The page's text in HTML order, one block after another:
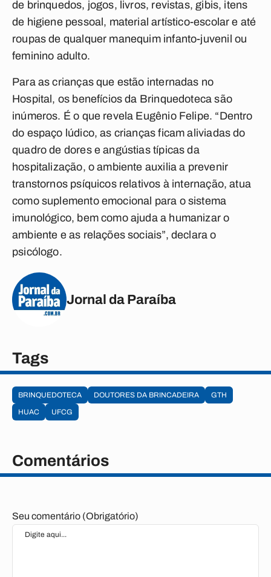
de brinquedos, jogos, livros, revistas, gibis, itens
de higiene pessoal, material artístico-escolar e até
roupas de qualquer manequim infanto-juvenil ou
feminino adulto.
Para as crianças que estão internadas no
Hospital, os benefícios da Brinquedoteca são
inúmeros. É o que revela Eugênio Felipe. “Dentro
do espaço lúdico, as crianças ficam aliviadas do
quadro de dores e angústias típicas da
hospitalização, o ambiente auxilia a prevenir
transtornos psíquicos relativos à internação, atua
como suplemento emocional para o sistema
imunológico, bem como ajuda a humanizar o
ambiente e as relações sociais”, declara o
psicólogo.
Jornal da Paraíba
Tags
BRINQUEDOTECA DOUTORES DA BRINCADEIRA
GTH
HUAC
UFCG
Comentários
Seu comentário (Obrigatório)